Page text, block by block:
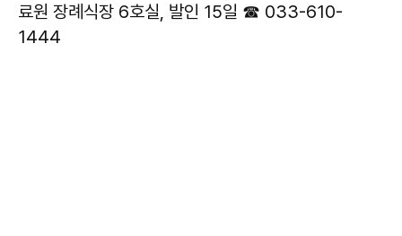
료원 장례식장 6호실, 발인 15일 ☎ 033-610-
1444